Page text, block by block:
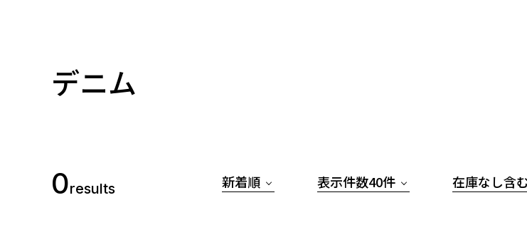
デニム
0results 新着順 表示件数40件 在庫なし含